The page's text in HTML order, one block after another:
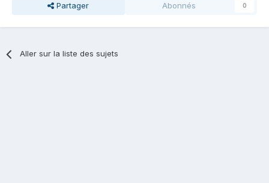
Partager Abonnés 0
Aller sur la liste des sujets